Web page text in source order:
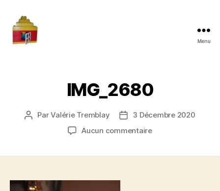
Menu
IMG_2680
Auteur
ParValérie Tremblay
Date3 Décembre 2020
Aucun commentairesur